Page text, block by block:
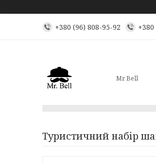
+380 (96) 808-95-92
Mr Bell
Туристичний набір